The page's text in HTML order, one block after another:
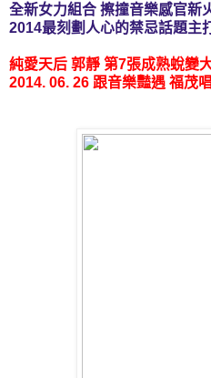
全新女力組合 擦撞音樂感官新
2014最刻劃人心的禁忌話題主
純愛天后 郭靜 第7張成熟蛻變
2014. 06. 26 跟音樂豔遇 福茂